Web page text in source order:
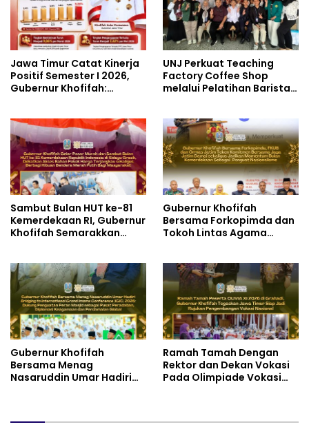
Jawa Timur Catat Kinerja
Positif Semester I 2026,
Gubernur Khofifah:
UNJ Perkuat Teaching
Factory Coffee Shop
melalui Pelatihan Barista
Cimahi
Sambut Bulan HUT ke-81
Kemerdekaan RI, Gubernur
Khofifah Semarakkan
Bendera Merah Putih Bagi
Masyarakat
Gubernur Khofifah
Bersama Forkopimda dan
Tokoh Lintas Agama
serta Semangat
Kebangsaan
Gubernur Khofifah
Bersama Menag
Nasaruddin Umar Hadiri
Ramah Tamah Dengan
Rektor dan Dekan Vokasi
Pada Olimpiade Vokasi